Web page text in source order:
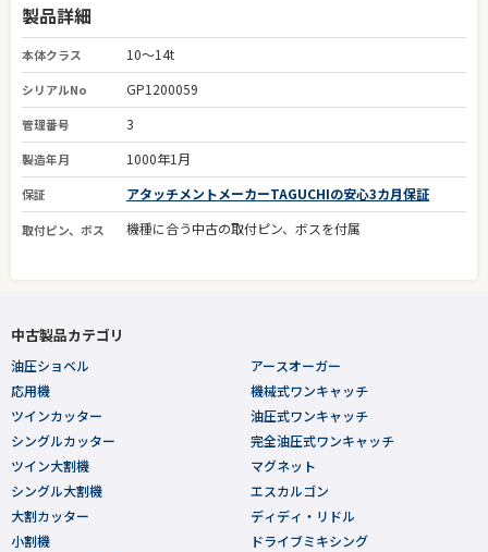
製品詳細
本体クラス 10～14t
シリアルNo GP1200059
管理番号 3
製造年月 1000年1月
保証 アタッチメントメーカーTAGUCHIの安心3カ月保証
取付ピン、ボス 機種に合う中古の取付ピン、ボスを付属
中古製品カテゴリ
油圧ショベル
応用機
ツインカッター
シングルカッター
ツイン大割機
シングル大割機
大割カッター
小割機
アースオーガー
機械式ワンキャッチ
油圧式ワンキャッチ
完全油圧式ワンキャッチ
マグネット
エスカルゴン
ディディ・リドル
ドライブミキシング